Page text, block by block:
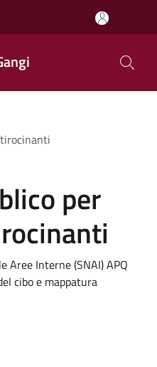
per
Aree Interne (SNAI) APQ
cibo e mappatura